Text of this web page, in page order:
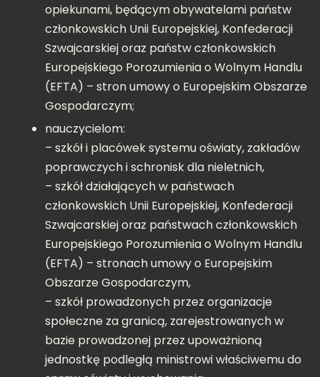
opiekunami, będącym obywatelami państw
członkowskich Unii Europejskiej, Konfederacji
Szwajcarskiej oraz państw członkowskich
Europejskiego Porozumienia o Wolnym Handlu
(EFTA) – stron umowy o Europejskim Obszarze
Gospodarczym;
nauczycielom:
– szkół i placówek systemu oświaty, zakładów
poprawczych i schronisk dla nieletnich,
– szkół działających w państwach
członkowskich Unii Europejskiej, Konfederacji
Szwajcarskiej oraz państwach członkowskich
Europejskiego Porozumienia o Wolnym Handlu
(EFTA) – stronach umowy o Europejskim
Obszarze Gospodarczym,
– szkół prowadzonych przez organizacje
społeczne za granicą, zarejestrowanych w
bazie prowadzonej przez upoważnioną
jednostkę podległą ministrowi właściwemu do